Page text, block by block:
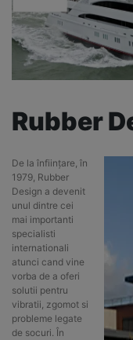
Rubber
De la înființare, în
1979, Rubber
Design a devenit
unul dintre cei
mai importanti
specialisti
internationali
atunci cand vine
vorba de a oferi
solutii pentru
vibratii, zgomot si
probleme legate
de socuri. În